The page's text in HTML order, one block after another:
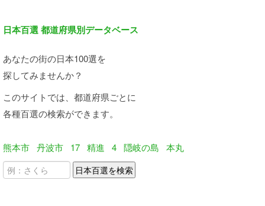
日本百選 都道府県別データベース
あなたの街の日本100選を
探してみませんか？
このサイトでは、都道府県ごとに
各種百選の検索ができます。
熊本市 丹波市 17 精進 4 隠岐の島 本丸